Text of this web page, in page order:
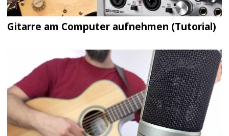
Gitarre am Computer aufnehmen (Tutorial)